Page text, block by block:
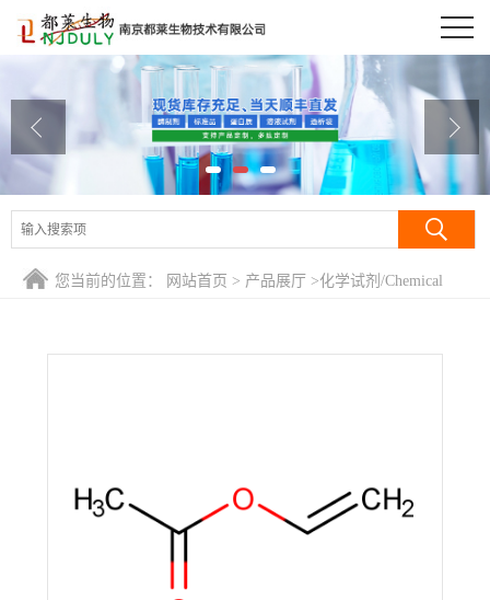
公司介绍
产品展厅
证书荣誉
您当前的位置： 网站首页 > 产品展厅 >化学试剂/Chemical